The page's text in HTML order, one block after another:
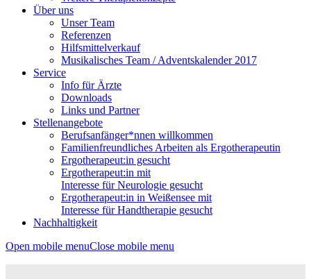
Über uns
Unser Team
Referenzen
Hilfsmittelverkauf
Musikalisches Team / Adventskalender 2017
Service
Info für Ärzte
Downloads
Links und Partner
Stellenangebote
Berufsanfänger*nnen willkommen
Familienfreundliches Arbeiten als Ergotherapeutin
Ergotherapeut:in gesucht
Ergotherapeut:in mit
Interesse für Neurologie gesucht
Ergotherapeut:in in Weißensee mit
Interesse für Handtherapie gesucht
Nachhaltigkeit
Open mobile menuClose mobile menu